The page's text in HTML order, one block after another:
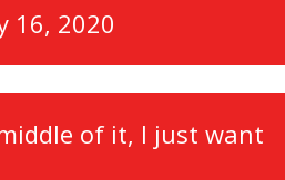
16, 2020
of it, I just want